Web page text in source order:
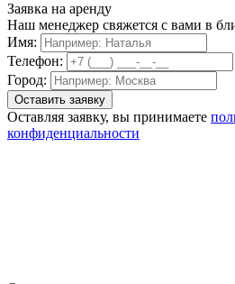
Заявка на аренду
Наш менеджер свяжется с вами в
Имя:
Телефон:
Город:
Оставляя заявку, вы принимаете
конфиденциальности